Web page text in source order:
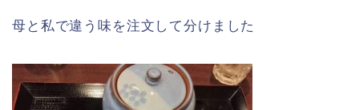
母と私で違う味を注文して分けました